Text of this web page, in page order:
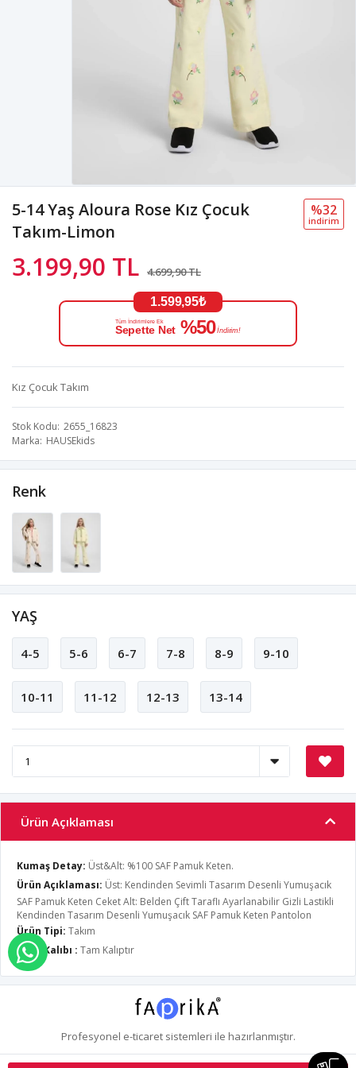
5-14 Yaş Aloura Rose Kız Çocuk
Takım-Limon
3.199,90 TL 4.699,90 TL
%32
i̇ndi̇ri̇m
1.599,95₺
Tüm İndirimlere Ek
Sepette Net %50 İndirim!
Kız Çocuk Takım
Stok Kodu 2655_16823
Marka HAUSEkids
Renk
YAŞ
4-5 5-6 6-7 7-8 8-9 9-10
10-11 11-12 12-13 13-14
Ürün Açıklaması
Kumaş Detay: Üst&Alt: %100 SAF Pamuk Keten.
Ürün Açıklaması: Üst: Kendinden Sevimli Tasarım Desenli Yumuşacık
SAF Pamuk Keten Ceket Alt: Belden Çift Taraflı Ayarlanabilir Gizli Lastikli
Kendinden Tasarım Desenli Yumuşacık SAF Pamuk Keten Pantolon
Ürün Tipi: Takım
Ürün Kalıbı : Tam Kalıptır
Profesyonel e-ticaretsistemleri ile hazırlanmıştır.
WHATSAPP İLE SİPARİŞ VER